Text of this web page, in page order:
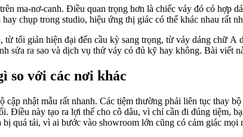
ma-nơ-canh. Điều quan trọng hơn là chiếc váy đó có hợp
chụp trong studio, hiệu ứng thị giác có thể khác nhau rất
tối giản hiện đại đến cầu kỳ sang trọng, từ váy dáng chữ
sửa ra sao và dịch vụ thử váy có đủ kỹ hay không. Bài viết
so với các nơi khác
nhật mẫu rất nhanh. Các tiệm thường phải liên tục thay
Điều này tạo ra lợi thế cho cô dâu, vì chỉ cần đi đúng tiệm,
quá tải, vì ai bước vào showroom lớn cũng có cảm giác mọi